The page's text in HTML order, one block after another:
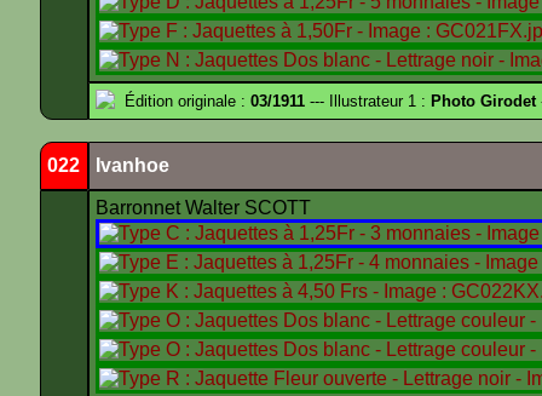
Édition originale : 03/1911 --- Illustrateur 1 : Photo Girodet
022 Ivanhoe
Barronnet Walter SCOTT